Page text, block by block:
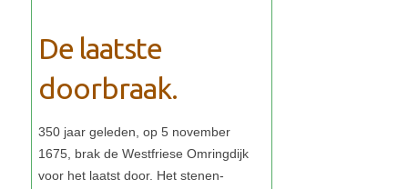
De laatste
doorbraak.